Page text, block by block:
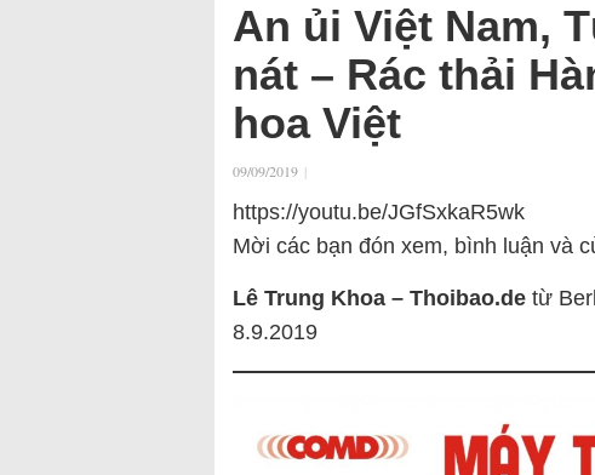
An ủi Việt Nam,
nát – Rác thải
hoa Việt
09/09/2019 |
https://youtu.be/JGfSxkaR5wk
Mời các bạn đón xem, bình luận và
Lê Trung Khoa – Thoibao.de từ
8.9.2019